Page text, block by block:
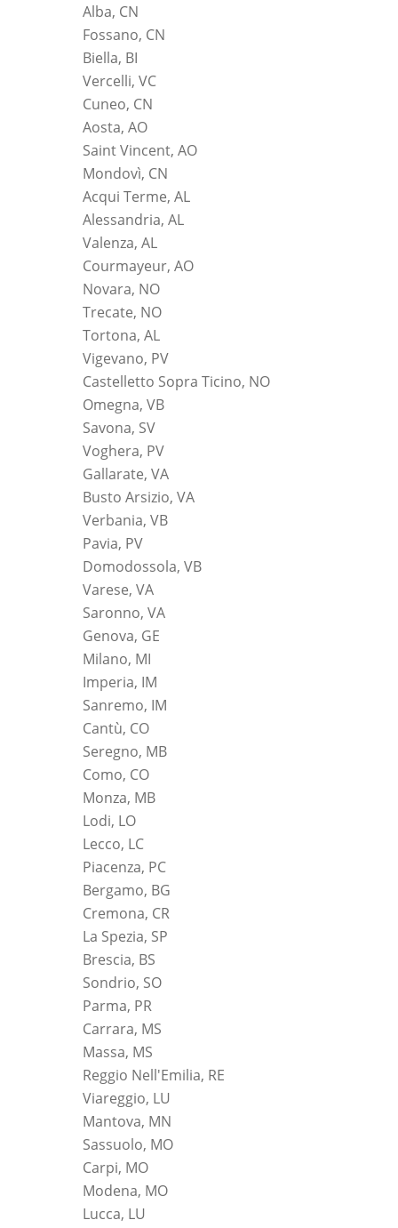
Alba, CN
Fossano, CN
Biella, BI
Vercelli, VC
Cuneo, CN
Aosta, AO
Saint Vincent, AO
Mondovì, CN
Acqui Terme, AL
Alessandria, AL
Valenza, AL
Courmayeur, AO
Novara, NO
Trecate, NO
Tortona, AL
Vigevano, PV
Castelletto Sopra Ticino, NO
Omegna, VB
Savona, SV
Voghera, PV
Gallarate, VA
Busto Arsizio, VA
Verbania, VB
Pavia, PV
Domodossola, VB
Varese, VA
Saronno, VA
Genova, GE
Milano, MI
Imperia, IM
Sanremo, IM
Cantù, CO
Seregno, MB
Como, CO
Monza, MB
Lodi, LO
Lecco, LC
Piacenza, PC
Bergamo, BG
Cremona, CR
La Spezia, SP
Brescia, BS
Sondrio, SO
Parma, PR
Carrara, MS
Massa, MS
Reggio Nell'Emilia, RE
Viareggio, LU
Mantova, MN
Sassuolo, MO
Carpi, MO
Modena, MO
Lucca, LU